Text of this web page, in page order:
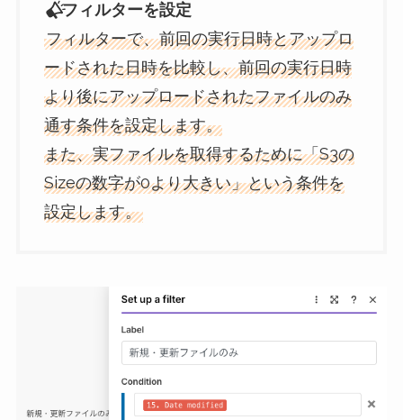
フィルターを設定
フィルターで、前回の実行日時とアップロ
ードされた日時を比較し、前回の実行日時
より後にアップロードされたファイルのみ
通す条件を設定します。
また、実ファイルを取得するために「S3の
Sizeの数字が0より大きい」という条件を
設定します。